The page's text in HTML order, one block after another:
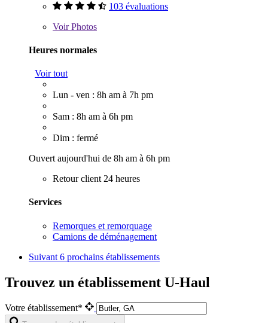
103 évaluations
VoirPhotos
Heures normales
Voir tout
Lun - ven : 8h am à 7h pm
Sam : 8h am à 6h pm
Dim : fermé
Ouvert aujourd'hui de 8h am à 6h pm
Retour client 24 heures
Services
Remorques et remorquage
Camions de déménagement
Suivant 6 prochains établissements
Trouvez un établissement U-Haul
Votre établissement*